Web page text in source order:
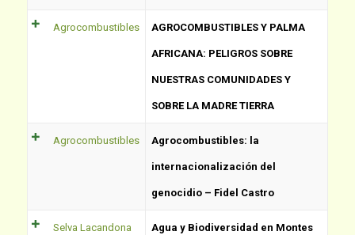
Agrocombustibles AGROCOMBUSTIBLES Y PALMA
AFRICANA: PELIGROS SOBRE
NUESTRAS COMUNIDADES Y
SOBRE LA MADRE TIERRA
Agrocombustibles Agrocombustibles: la
internacionalización del
genocidio – Fidel Castro
Selva Lacandona Agua y Biodiversidad en Montes